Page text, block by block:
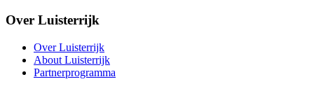
Over Luisterrijk
Over Luisterrijk
About Luisterrijk
Partnerprogramma